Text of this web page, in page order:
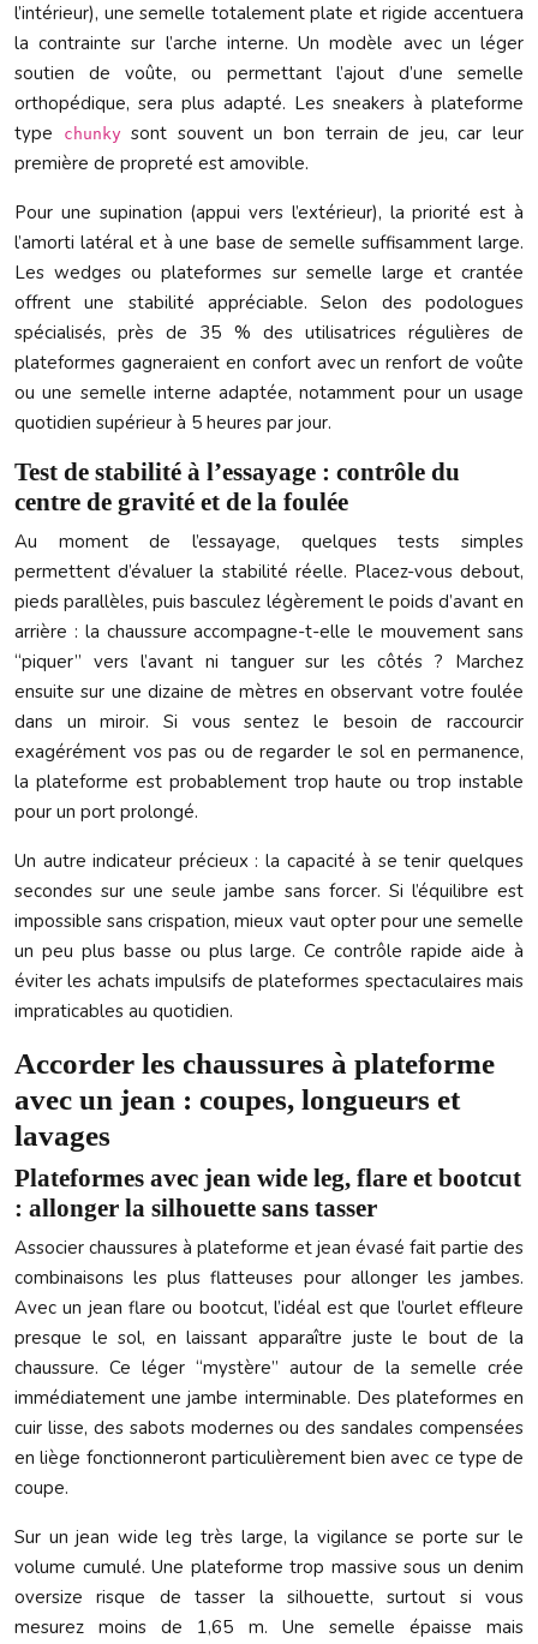
l’intérieur), une semelle totalement plate et rigide accentuera
la contrainte sur l’arche interne. Un modèle avec un léger
soutien de voûte, ou permettant l’ajout d’une semelle
orthopédique, sera plus adapté. Les sneakers à plateforme
type
chunkysont souvent un bon terrain de jeu, car leur
première de propreté est amovible.
Pour une supination (appui vers l’extérieur), la priorité est à
l’amorti latéral et à une base de semelle suffisamment large.
Les wedges ou plateformes sur semelle large et crantée
offrent une stabilité appréciable. Selon des podologues
spécialisés, près de 35 % des utilisatrices régulières de
plateformes gagneraient en confort avec un renfort de voûte
ou une semelle interne adaptée, notamment pour un usage
quotidien supérieur à 5 heures par jour.
Test de stabilité à l’essayage : contrôle du
centre de gravité et de la foulée
Au moment de l’essayage, quelques tests simples
permettent d’évaluer la stabilité réelle. Placez-vous debout,
pieds parallèles, puis basculez légèrement le poids d’avant en
arrière : la chaussure accompagne-t-elle le mouvement sans
“piquer” vers l’avant ni tanguer sur les côtés ? Marchez
ensuite sur une dizaine de mètres en observant votre foulée
dans un miroir. Si vous sentez le besoin de raccourcir
exagérément vos pas ou de regarder le sol en permanence,
la plateforme est probablement trop haute ou trop instable
pour un port prolongé.
Un autre indicateur précieux : la capacité à se tenir quelques
secondes sur une seule jambe sans forcer. Si l’équilibre est
impossible sans crispation, mieux vaut opter pour une semelle
un peu plus basse ou plus large. Ce contrôle rapide aide à
éviter les achats impulsifs de plateformes spectaculaires mais
impraticables au quotidien.
Accorder les chaussures à plateforme
avec un jean : coupes, longueurs et
lavages
Plateformes avec jean wide leg, flare et bootcut
: allonger la silhouette sans tasser
Associer chaussures à plateforme et jean évasé fait partie des
combinaisons les plus flatteuses pour allonger les jambes.
Avec un jean flare ou bootcut, l’idéal est que l’ourlet effleure
presque le sol, en laissant apparaître juste le bout de la
chaussure. Ce léger “mystère” autour de la semelle crée
immédiatement une jambe interminable. Des plateformes en
cuir lisse, des sabots modernes ou des sandales compensées
en liège fonctionneront particulièrement bien avec ce type de
coupe.
Sur un jean wide leg très large, la vigilance se porte sur le
volume cumulé. Une plateforme trop massive sous un denim
oversize risque de tasser la silhouette, surtout si vous
mesurez moins de 1,65 m. Une semelle épaisse mais